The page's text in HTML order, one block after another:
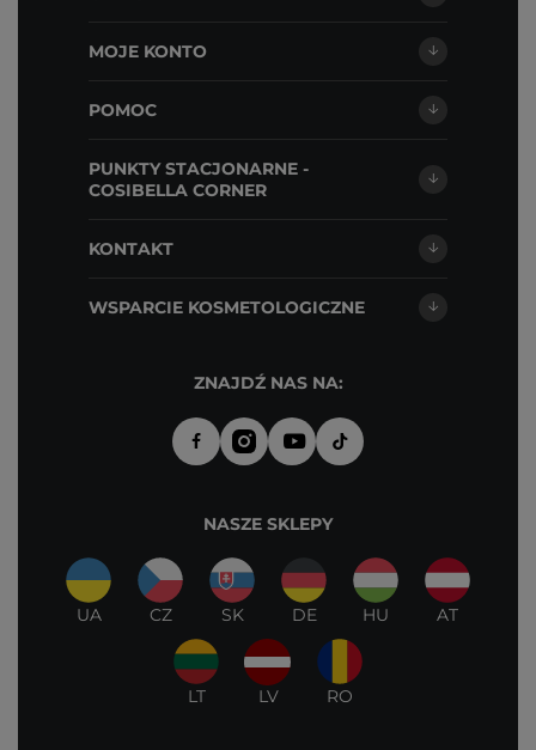
MOJE KONTO
POMOC
PUNKTY STACJONARNE -
COSIBELLA CORNER
KONTAKT
WSPARCIE KOSMETOLOGICZNE
ZNAJDŹ NAS NA:
NASZE SKLEPY
UA CZ SK DE HU AT
LT LV RO